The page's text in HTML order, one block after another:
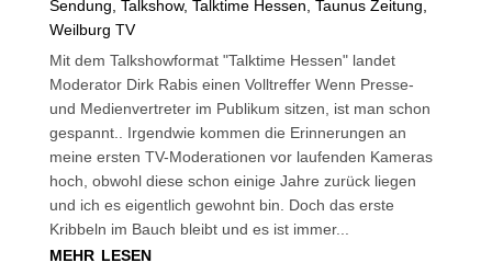
Sendung Talkshow, Talktime Hessen Taunus Zeitung
Weilburg TV
Mit dem Talkshowformat "Talktime Hessen" landet
Moderator Dirk Rabis einen Volltreffer Wenn Presse-
und Medienvertreter im Publikum sitzen, ist man schon
gespannt.. Irgendwie kommen die Erinnerungen an
meine ersten TV-Moderationen vor laufenden Kameras
hoch, obwohl diese schon einige Jahre zurück liegen
und ich es eigentlich gewohnt bin. Doch das erste
Kribbeln im Bauch bleibt und es ist immer...
mehr lesen